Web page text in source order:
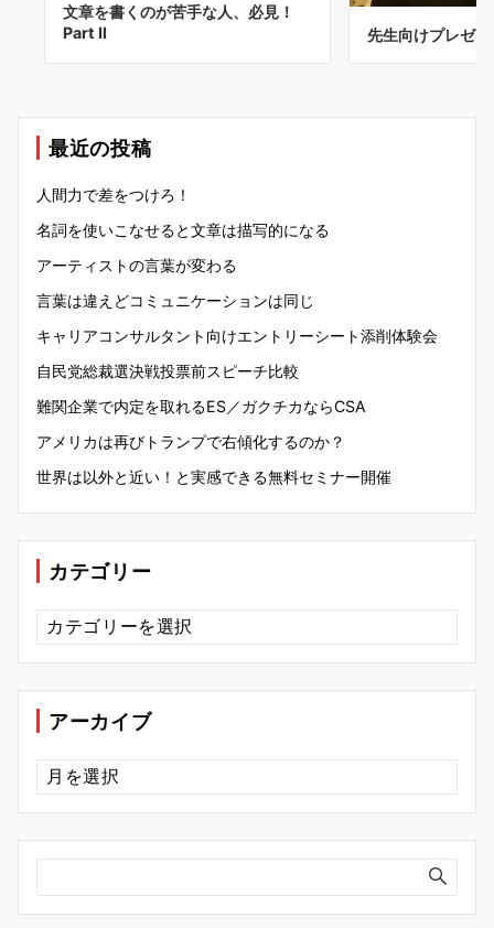
文章を書くのが苦手な人、必見！
Part II
先生向けプレゼ
最近の投稿
人間力で差をつけろ！
名詞を使いこなせると文章は描写的になる
アーティストの言葉が変わる
言葉は違えどコミュニケーションは同じ
キャリアコンサルタント向けエントリーシート添削体験会
自民党総裁選決戦投票前スピーチ比較
難関企業で内定を取れるES／ガクチカならCSA
アメリカは再びトランプで右傾化するのか？
世界は以外と近い！と実感できる無料セミナー開催
カテゴリー
カ
テ
ゴ
ー
アーカイブ
ア
ー
カ
ブ